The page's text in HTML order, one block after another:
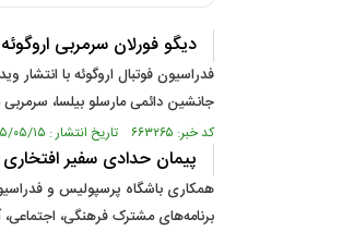
دیگو فورلان سرمربی
جانشین دائمی مارسلو بیلسا،
کد خبر: ۶۶۳۲۶۵ تاریخ انتشار : ۱۴۰۵/۰۵/۱۵
پیمان حدادی سفیر
همکاری باشگاه پرسپولیس و
برنامه‌های مشترک فرهنگی،